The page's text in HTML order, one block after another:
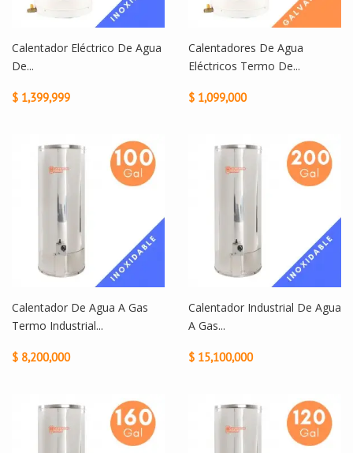
Calentador Eléctrico De Agua
De...
$ 1,399,999
Calentadores De Agua
Eléctricos Termo De...
$ 1,099,000
Calentador De Agua A Gas
Termo Industrial...
$ 8,200,000
Calentador Industrial De Agua
A Gas...
$ 15,100,000